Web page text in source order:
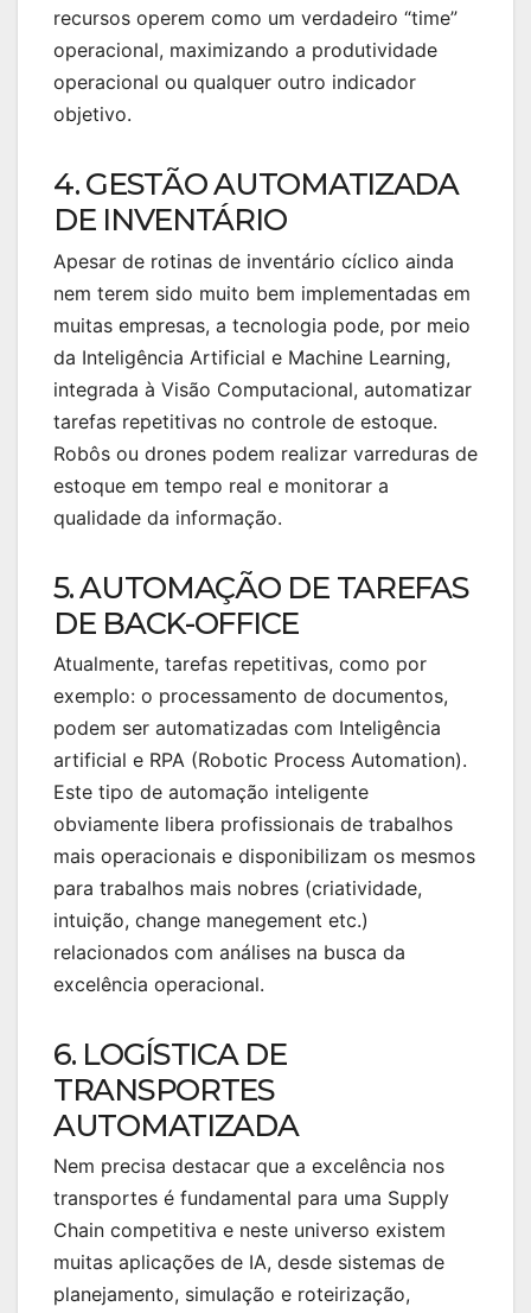
recursos operem como um verdadeiro “time”
operacional, maximizando a produtividade
operacional ou qualquer outro indicador
objetivo.
4. GESTÃO AUTOMATIZADA
DE INVENTÁRIO
Apesar de rotinas de inventário cíclico ainda
nem terem sido muito bem implementadas em
muitas empresas, a tecnologia pode, por meio
da Inteligência Artificial e Machine Learning,
integrada à Visão Computacional, automatizar
tarefas repetitivas no controle de estoque.
Robôs ou drones podem realizar varreduras de
estoque em tempo real e monitorar a
qualidade da informação.
5. AUTOMAÇÃO DE TAREFAS
DE BACK-OFFICE
Atualmente, tarefas repetitivas, como por
exemplo: o processamento de documentos,
podem ser automatizadas com Inteligência
artificial e RPA (Robotic Process Automation).
Este tipo de automação inteligente
obviamente libera profissionais de trabalhos
mais operacionais e disponibilizam os mesmos
para trabalhos mais nobres (criatividade,
intuição, change manegement etc.)
relacionados com análises na busca da
excelência operacional.
6. LOGÍSTICA DE
TRANSPORTES
AUTOMATIZADA
Nem precisa destacar que a excelência nos
transportes é fundamental para uma Supply
Chain competitiva e neste universo existem
muitas aplicações de IA, desde sistemas de
planejamento, simulação e roteirização,